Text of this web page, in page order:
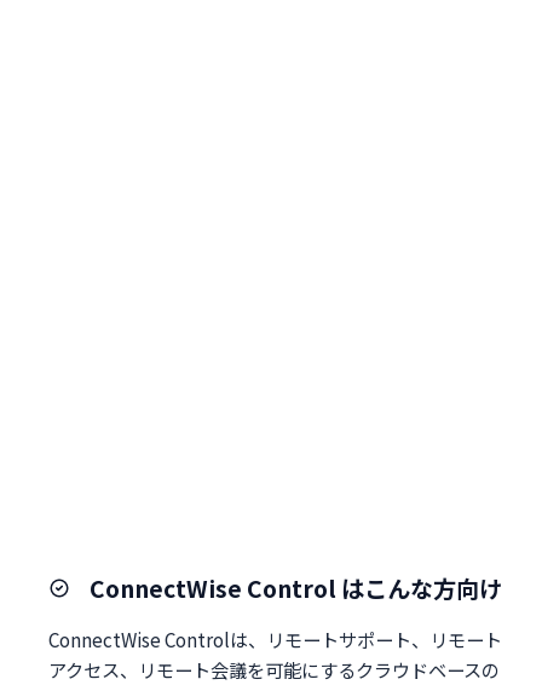
ConnectWise Control はこんな方向け
ConnectWise Controlは、リモートサポート、リモート
アクセス、リモート会議を可能にするクラウドベースの